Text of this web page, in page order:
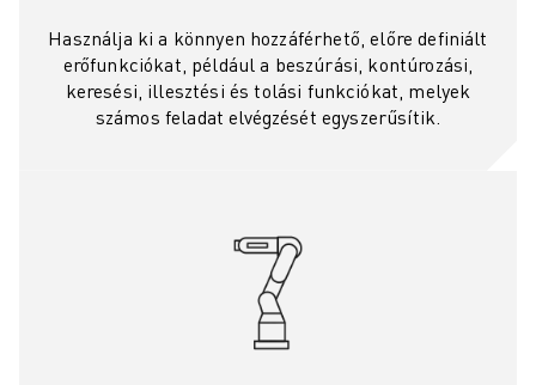
Használja ki a könnyen hozzáférhető, előre definiált
erőfunkciókat, például a beszúrási, kontúrozási,
keresési, illesztési és tolási funkciókat, melyek
számos feladat elvégzését egyszerűsítik.